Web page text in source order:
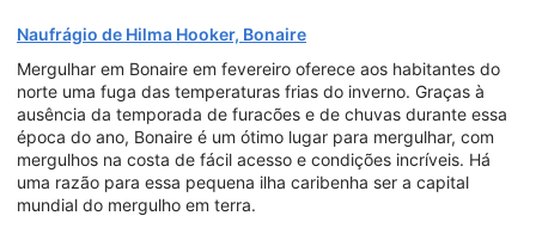
Naufrágio de Hilma Hooker, Bonaire
Mergulhar em Bonaire em fevereiro oferece aos habitantes do
norte uma fuga das temperaturas frias do inverno. Graças à
ausência da temporada de furacões e de chuvas durante essa
época do ano, Bonaire é um ótimo lugar para mergulhar, com
mergulhos na costa de fácil acesso e condições incríveis. Há
uma razão para essa pequena ilha caribenha ser a capital
mundial do mergulho em terra.